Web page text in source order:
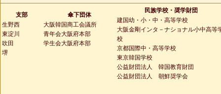
支部
生野西
東淀川
吹田
堺
傘下団体
大阪韓国商工会議所
青年会大阪府本部
学生会大阪府本部
民族学校・奨学財団
建国幼・小・中・高等学校
大阪金剛インタ－ナショナル小中高等
校
京都国際中・高等学校
東京韓国学校
公益財団法人 韓国教育財団
公益財団法人 朝鮮奨学会